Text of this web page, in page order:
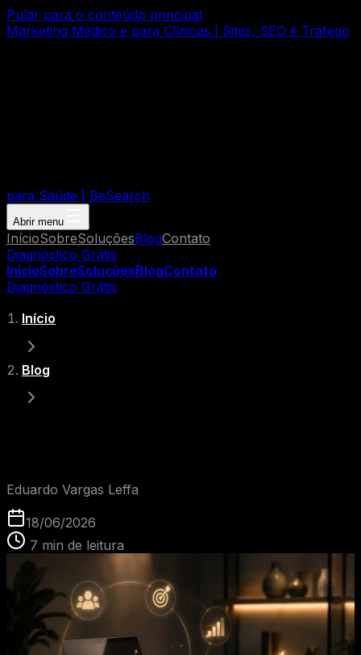
Pular para o conteúdo principal
Marketing Médico e para Clínicas | Sites, SEO e Tráfego
para Saúde | BeSearch
Abrir menu
InícioSobreSoluçõesBlogContato
Diagnóstico Grátis
InícioSobreSoluçõesBlogContato
Diagnóstico Grátis
Início
Blog
Eduardo Vargas Leffa
18/06/2026
7 min de leitura